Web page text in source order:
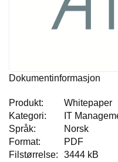
Dokumentinformasjon
Produkt:
Whitepaper
Kategori:
IT
Språk:
Norsk
Format:
PDF
Filstørrelse:
3444 kB